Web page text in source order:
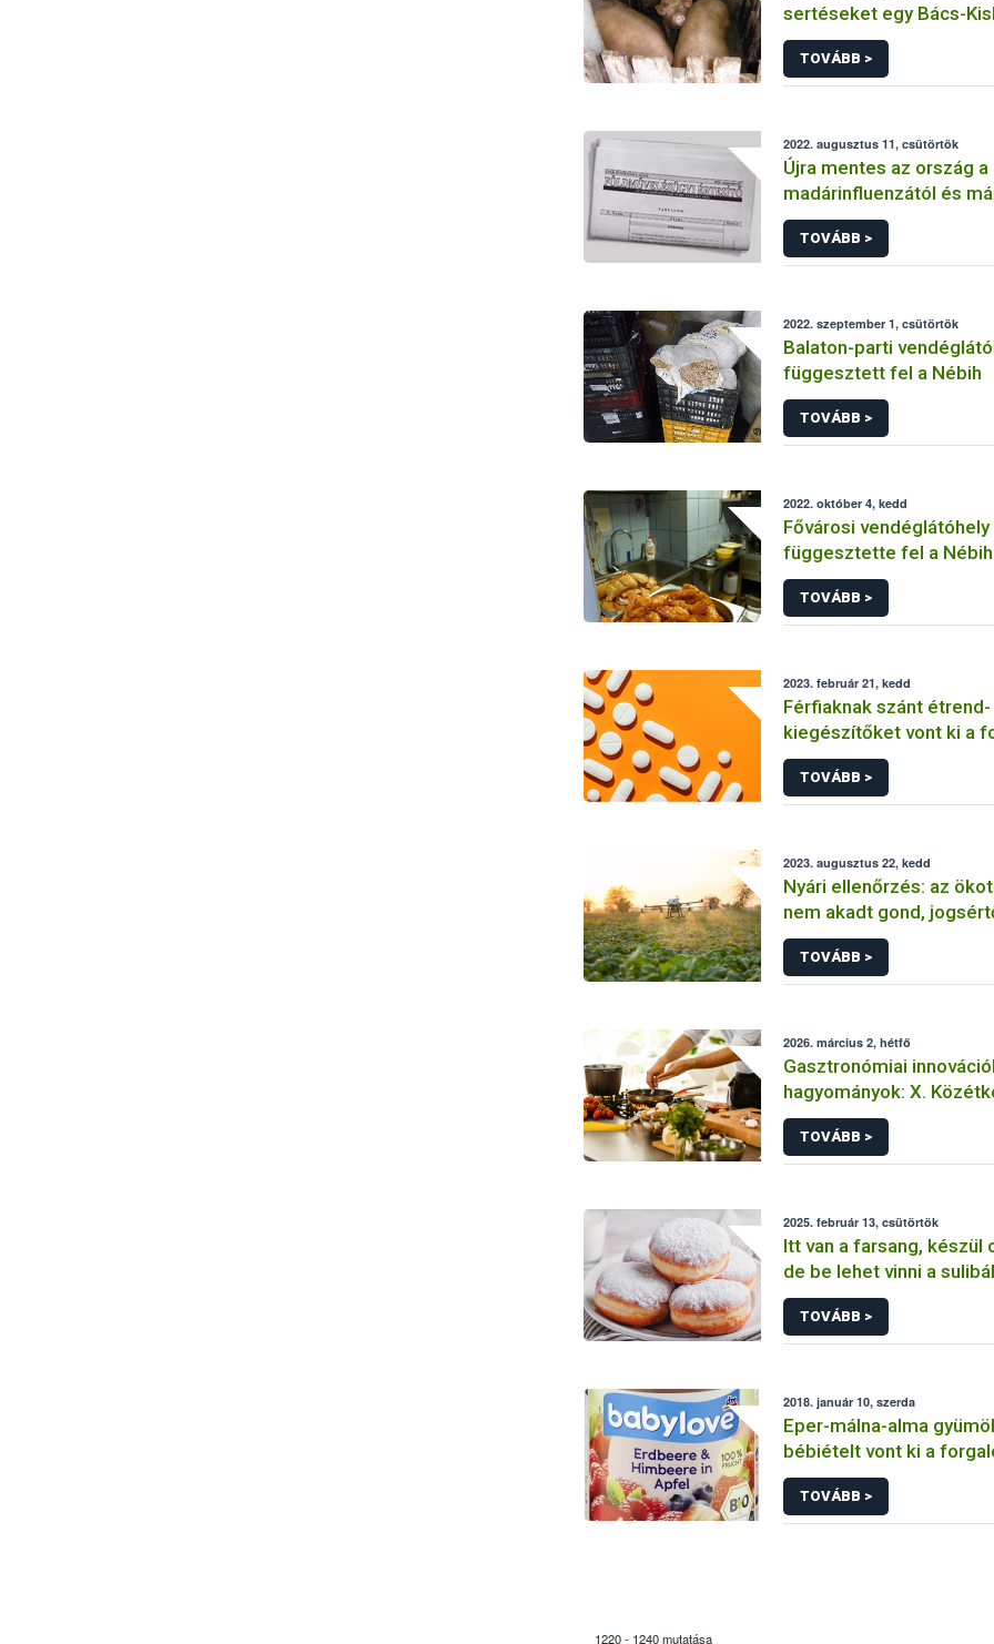
sertéseket egy Bács-
állattartó telepen
TOVÁBB >
2022. augusztus 11, csütörtök
Újra mentes az ország a
madárinfluenzától és
kötelező zártan tartani a
TOVÁBB >
2022. szeptember 1, csütörtök
Balaton-parti
függesztett fel a Nébih
TOVÁBB >
2022. október 4, kedd
Fővárosi
függesztette fel a Nébih
TOVÁBB >
2023. február 21, kedd
Férfiaknak szánt étrend-
kiegészítőket vont ki a
Nébih
TOVÁBB >
2023. augusztus 22, kedd
Nyári ellenőrzés: az
nem akadt gond,
növényvédelmi
azonban „tetten ért” a
TOVÁBB >
2026. március 2, hétfő
Gasztronómiai
hagyományok: X.
Szakácsverseny a
TOVÁBB >
2025. február 13, csütörtök
Itt van a farsang, készül
de be lehet vinni a
TOVÁBB >
2018. január 10, szerda
Eper-málna-alma
bébiételt vont ki a
üzletlánc
TOVÁBB >
1220 - 1240 mutatása